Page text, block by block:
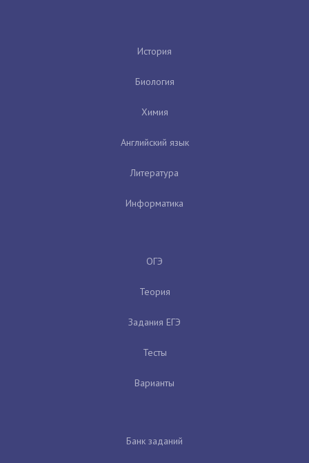
История
Биология
Химия
Английский язык
Литература
Информатика
ОГЭ
Теория
Задания ЕГЭ
Тесты
Варианты
Банк заданий